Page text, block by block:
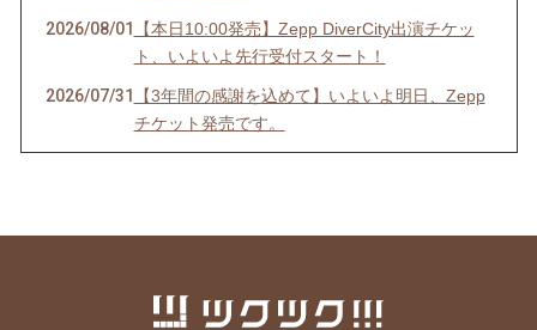
2026/08/01
【本日10:00発売】Zepp DiverCity出演チケッ
ト、いよいよ先行受付スタート！
2026/07/31
【3年間の感謝を込めて】いよいよ明日、Zepp
チケット発売です。
『大人のための子守唄』明日、始まります！